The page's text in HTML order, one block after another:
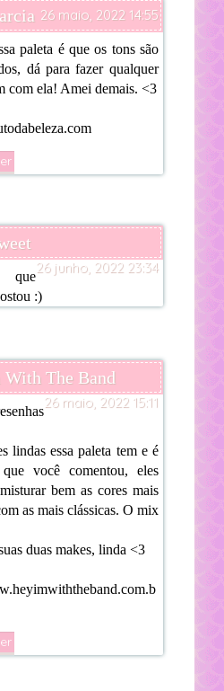
26 maio, 2022 14:55
paleta é que os tons são
dá para fazer qualquer
com ela! Amei demais. <3
26 junho, 2022 23:34
que
:)
The Band
26 maio, 2022 15:11
lindas essa paleta tem e é
você comentou, eles
bem as cores mais
as mais clássicas. O mix
duas makes, linda <3